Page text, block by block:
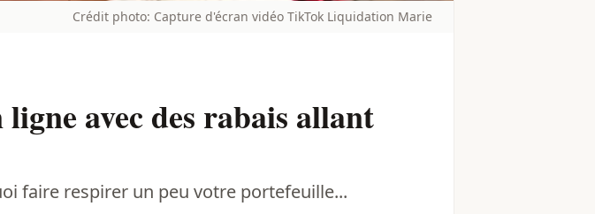
Crédit photo: Capture d'écran vidéo TikTok Liquidation Marie
avec des rabais allant
faire respirer un peu votre portefeuille...